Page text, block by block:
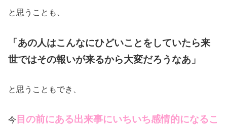
と思うことも、
「あの人はこんなにひどいことをしていたら来
世ではその報いが来るから大変だろうなあ」
と思うこともでき、
今 目の前にある出来事にいちいち感情的になるこ